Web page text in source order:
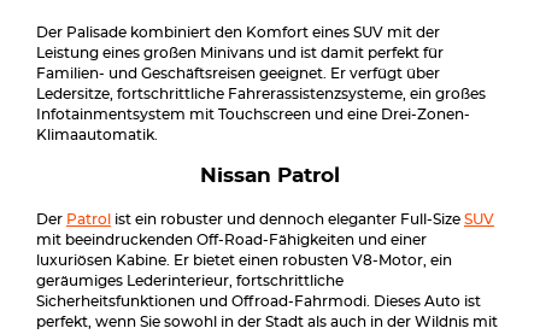
Der Palisade kombiniert den Komfort eines SUV mit der
Leistung eines großen Minivans und ist damit perfekt für
Familien- und Geschäftsreisen geeignet. Er verfügt über
Ledersitze, fortschrittliche Fahrerassistenzsysteme, ein großes
Infotainmentsystem mit Touchscreen und eine Drei-Zonen-
Klimaautomatik.
Nissan Patrol
Der Patrol ist ein robuster und dennoch eleganter Full-Size SUV
mit beeindruckenden Off-Road-Fähigkeiten und einer
luxuriösen Kabine. Er bietet einen robusten V8-Motor, ein
geräumiges Lederinterieur, fortschrittliche
Sicherheitsfunktionen und Offroad-Fahrmodi. Dieses Auto ist
perfekt, wenn Sie sowohl in der Stadt als auch in der Wildnis mit